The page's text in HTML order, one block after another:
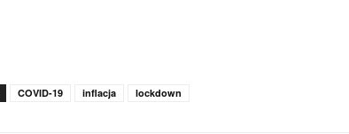
COVID-19 inflacja lockdown